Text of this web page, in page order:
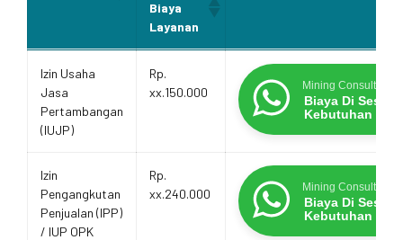
Biaya
Layanan
Biaya
Layanan
Promo Terbatas
Izin Usaha
Jasa
Pertambangan
(IUJP)
Rp.
xx.150.000
Mining Consultants
Biaya Di
Kebutuhan
Izin
Pengangkutan
Penjualan (IPP)
/ IUP OPK
Rp.
xx.240.000
Mining Consultants
Biaya Di
Kebutuhan